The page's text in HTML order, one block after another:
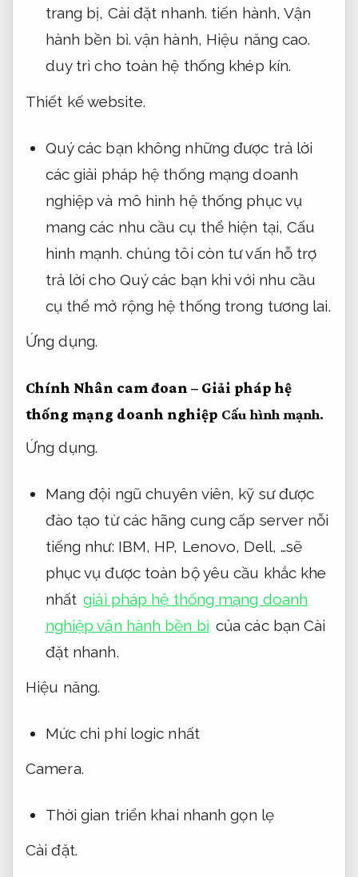
trang bị, Cài đặt nhanh. tiến hành,Vận
hành bền bỉ. vận hành, Hiệu năng cao.
duy trì cho toàn hệ thống khép kín.
Thiết kế website.
Quý các bạn không những được trả lời
các giải pháp hệ thống mạng doanh
nghiệp và mô hình hệ thống phục vụ
mang các nhu cầu cụ thể hiện tại,Cấu
hình mạnh. chúng tôi còn tư vấn hỗ trợ
trả lời cho Quý các bạn khi với nhu cầu
cụ thể mở rộng hệ thống trong tương lai.
Ứng dụng.
Chính Nhân cam đoan – Giải pháp hệ
thống mạng doanh nghiệp Cấu hình mạnh.
Ứng dụng.
Mang đội ngũ chuyên viên, kỹ sư được
đào tạo từ các hãng cung cấp server nỗi
tiếng như: IBM, HP, Lenovo, Dell, …sẽ
phục vụ được toàn bộ yêu cầu khắc khe
nhất giải pháp hệ thống mạng doanh
nghiệp vận hành bền bỉ của các bạnCài
đặt nhanh.
Hiệu năng.
Mức chi phí logic nhất
Camera.
Thời gian triển khai nhanh gọn lẹ
Cài đặt.